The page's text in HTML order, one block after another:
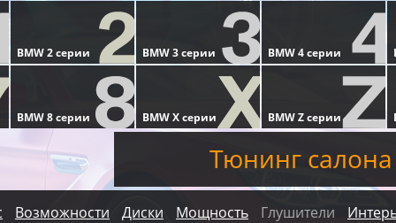
Тюнинг салона
Возможности Диски Мощность Глушители